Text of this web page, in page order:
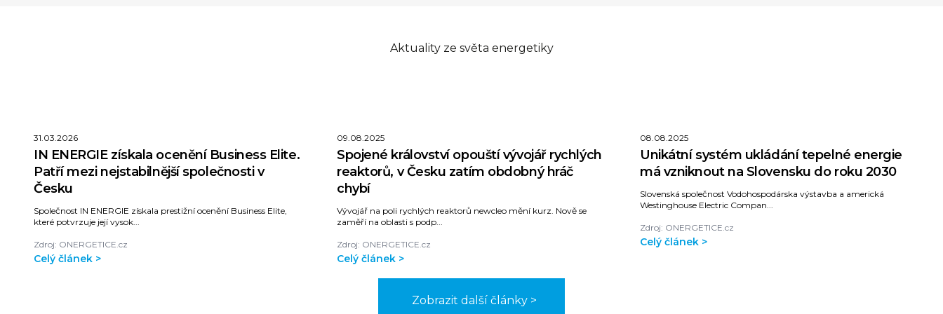
Aktuality ze světa energetiky
31.03.2026
IN ENERGIE získala ocenění Business Elite.
Patří mezi nejstabilnější společnosti v
Česku
Společnost IN ENERGIE získala prestižní ocenění Business Elite,
které potvrzuje její vysok...
Zdroj: ONERGETICE.cz
Celý článek >
09.08.2025
Spojené království opouští vývojář rychlých
reaktorů, v Česku zatím obdobný hráč
chybí
Vývojář na poli rychlých reaktorů newcleo mění kurz. Nově se
zaměří na oblasti s podp...
Zdroj: ONERGETICE.cz
Celý článek >
08.08.2025
Unikátní systém ukládání tepelné energie
má vzniknout na Slovensku do roku 2030
Slovenská společnost Vodohospodárska výstavba a americká
Westinghouse Electric Compan...
Zdroj: ONERGETICE.cz
Celý článek >
Zobrazit další články >